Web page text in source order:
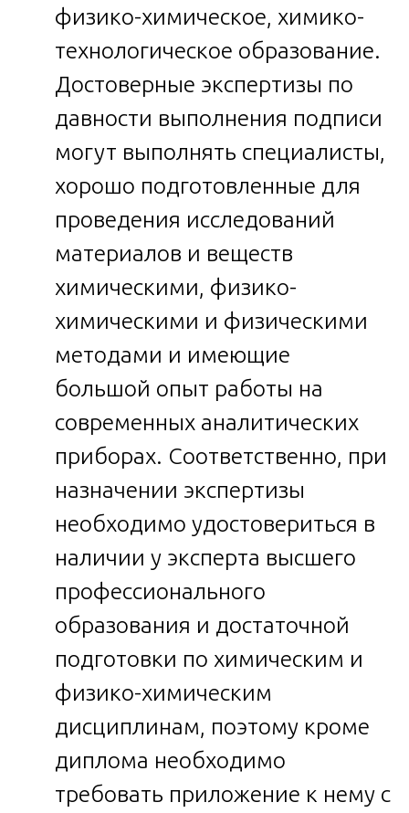
физико-химическое, химико-
технологическое образование.
Достоверные экспертизы по
давности выполнения подписи
могут выполнять специалисты,
хорошо подготовленные для
проведения исследований
материалов и веществ
химическими, физико-
химическими и физическими
методами и имеющие
большой опыт работы на
современных аналитических
приборах. Соответственно, при
назначении экспертизы
необходимо удостовериться в
наличии у эксперта высшего
профессионального
образования и достаточной
подготовки по химическим и
физико-химическим
дисциплинам, поэтому кроме
диплома необходимо
требовать приложение к нему с